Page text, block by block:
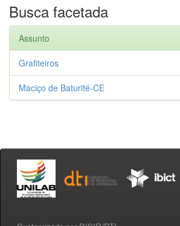
Busca facetada
Assunto
Grafiteiros
Maciço de Baturité-CE